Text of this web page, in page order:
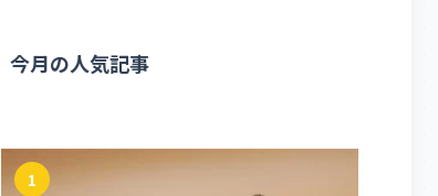
今月の人気記事
1